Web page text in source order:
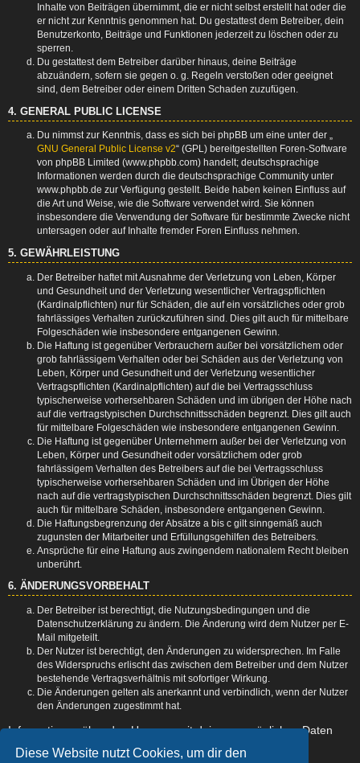
Diese Website nutzt Cookies, um dir den
Inhalte von Beiträgen übernimmt, die er nicht selbst erstellt hat oder die
er nicht zur Kenntnis genommen hat. Du gestattest dem Betreiber, dein
Benutzerkonto, Beiträge und Funktionen jederzeit zu löschen oder zu
sperren.
Du gestattest dem Betreiber darüber hinaus, deine Beiträge
abzuändern, sofern sie gegen o. g. Regeln verstoßen oder geeignet
sind, dem Betreiber oder einem Dritten Schaden zuzufügen.
4. GENERAL PUBLIC LICENSE
Du nimmst zur Kenntnis, dass es sich bei phpBB um eine unter der „
GNU General Public License v2“ (GPL) bereitgestellten Foren-Software
von phpBB Limited (www.phpbb.com) handelt; deutschsprachige
Informationen werden durch die deutschsprachige Community unter
www.phpbb.de zur Verfügung gestellt. Beide haben keinen Einfluss auf
die Art und Weise, wie die Software verwendet wird. Sie können
insbesondere die Verwendung der Software für bestimmte Zwecke nicht
untersagen oder auf Inhalte fremder Foren Einfluss nehmen.
5. GEWÄHRLEISTUNG
Der Betreiber haftet mit Ausnahme der Verletzung von Leben, Körper
und Gesundheit und der Verletzung wesentlicher Vertragspflichten
(Kardinalpflichten) nur für Schäden, die auf ein vorsätzliches oder grob
fahrlässiges Verhalten zurückzuführen sind. Dies gilt auch für mittelbare
Folgeschäden wie insbesondere entgangenen Gewinn.
Die Haftung ist gegenüber Verbrauchern außer bei vorsätzlichem oder
grob fahrlässigem Verhalten oder bei Schäden aus der Verletzung von
Leben, Körper und Gesundheit und der Verletzung wesentlicher
Vertragspflichten (Kardinalpflichten) auf die bei Vertragsschluss
typischerweise vorhersehbaren Schäden und im übrigen der Höhe nach
auf die vertragstypischen Durchschnittsschäden begrenzt. Dies gilt auch
für mittelbare Folgeschäden wie insbesondere entgangenen Gewinn.
Die Haftung ist gegenüber Unternehmern außer bei der Verletzung von
Leben, Körper und Gesundheit oder vorsätzlichem oder grob
fahrlässigem Verhalten des Betreibers auf die bei Vertragsschluss
typischerweise vorhersehbaren Schäden und im Übrigen der Höhe
nach auf die vertragstypischen Durchschnittsschäden begrenzt. Dies gilt
auch für mittelbare Schäden, insbesondere entgangenen Gewinn.
Die Haftungsbegrenzung der Absätze a bis c gilt sinngemäß auch
zugunsten der Mitarbeiter und Erfüllungsgehilfen des Betreibers.
Ansprüche für eine Haftung aus zwingendem nationalem Recht bleiben
unberührt.
6. ÄNDERUNGSVORBEHALT
Der Betreiber ist berechtigt, die Nutzungsbedingungen und die
Datenschutzerklärung zu ändern. Die Änderung wird dem Nutzer per E-
Mail mitgeteilt.
Der Nutzer ist berechtigt, den Änderungen zu widersprechen. Im Falle
des Widerspruchs erlischt das zwischen dem Betreiber und dem Nutzer
bestehende Vertragsverhältnis mit sofortiger Wirkung.
Die Änderungen gelten als anerkannt und verbindlich, wenn der Nutzer
den Änderungen zugestimmt hat.
Informationen über den Umgang mit deinen persönlichen Daten
sind in der Datenschutzerklärung enthalten.